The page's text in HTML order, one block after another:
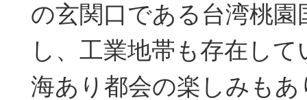
の玄関口である台湾桃園
し、工業地帯も存在し
海あり都会の楽しみも